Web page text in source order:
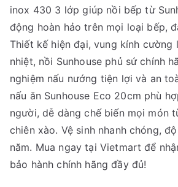
inox 430 3 lớp giúp nồi bếp từ
động hoàn hảo trên mọi loại bếp,
Thiết kế hiện đại, vung kính cường
nhiệt, nồi Sunhouse phủ sứ chính
nghiệm nấu nướng tiện lợi và an
nấu ăn Sunhouse Eco 20cm phù
người, dễ dàng chế biến mọi món
chiên xào. Vệ sinh nhanh chóng,
năm. Mua ngay tại Vietmart để
bảo hành chính hãng đầy đủ!